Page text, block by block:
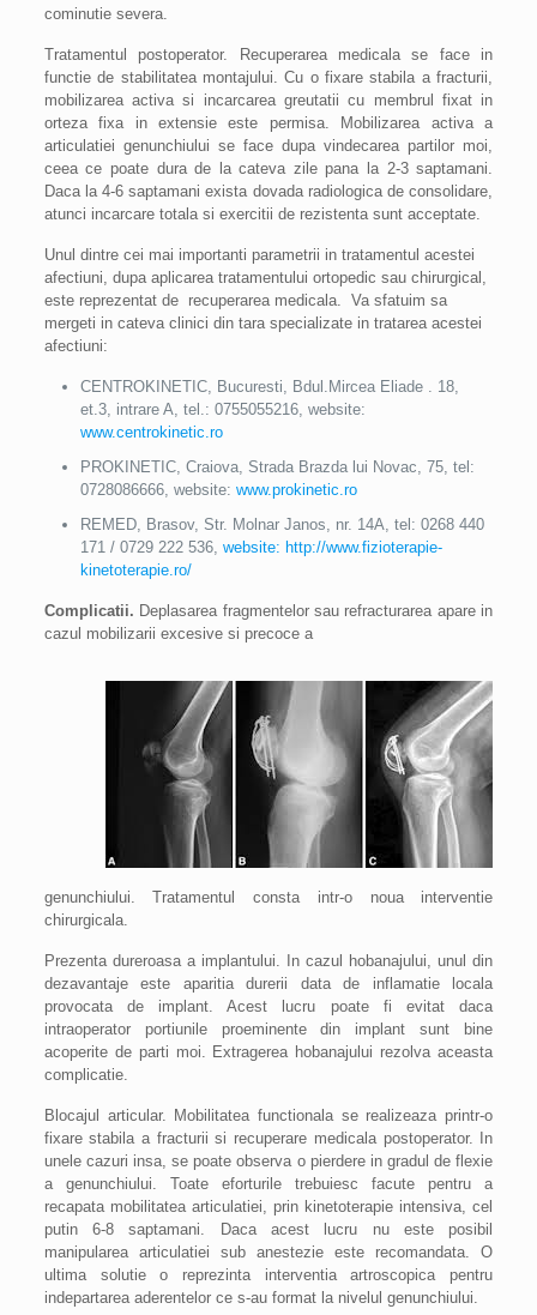
cominutie severa.
Tratamentul postoperator. Recuperarea medicala se face in
functie de stabilitatea montajului. Cu o fixare stabila a fracturii,
mobilizarea activa si incarcarea greutatii cu membrul fixat in
orteza fixa in extensie este permisa. Mobilizarea activa a
articulatiei genunchiului se face dupa vindecarea partilor moi,
ceea ce poate dura de la cateva zile pana la 2-3 saptamani.
Daca la 4-6 saptamani exista dovada radiologica de consolidare,
atunci incarcare totala si exercitii de rezistenta sunt acceptate.
Unul dintre cei mai importanti parametrii in tratamentul acestei
afectiuni, dupa aplicarea tratamentului ortopedic sau chirurgical,
este reprezentat de recuperarea medicala. Va sfatuim sa
mergeti in cateva clinici din tara specializate in tratarea acestei
afectiuni:
CENTROKINETIC, Bucuresti, Bdul.Mircea Eliade . 18,
et.3, intrare A, tel.: 0755055216, website:
www.centrokinetic.ro
PROKINETIC, Craiova, Strada Brazda lui Novac, 75, tel:
0728086666, website: www.prokinetic.ro
REMED, Brasov, Str. Molnar Janos, nr. 14A, tel: 0268 440
171 / 0729 222 536, website: http://www.fizioterapie-
kinetoterapie.ro/
Complicatii. Deplasarea fragmentelor sau refracturarea apare in
cazul mobilizarii excesive si precoce a
genunchiului. Tratamentul consta intr-o noua interventie
chirurgicala.
Prezenta dureroasa a implantului. In cazul hobanajului, unul din
dezavantaje este aparitia durerii data de inflamatie locala
provocata de implant. Acest lucru poate fi evitat daca
intraoperator portiunile proeminente din implant sunt bine
acoperite de parti moi. Extragerea hobanajului rezolva aceasta
complicatie.
Blocajul articular. Mobilitatea functionala se realizeaza printr-o
fixare stabila a fracturii si recuperare medicala postoperator. In
unele cazuri insa, se poate observa o pierdere in gradul de flexie
a genunchiului. Toate eforturile trebuiesc facute pentru a
recapata mobilitatea articulatiei, prin kinetoterapie intensiva, cel
putin 6-8 saptamani. Daca acest lucru nu este posibil
manipularea articulatiei sub anestezie este recomandata. O
ultima solutie o reprezinta interventia artroscopica pentru
indepartarea aderentelor ce s-au format la nivelul genunchiului.